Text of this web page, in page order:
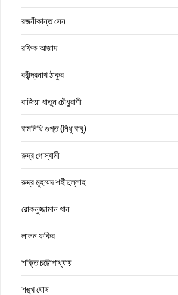
রজনীকান্ত সেন
রফিক আজাদ
রবীন্দ্রনাথ ঠাকুর
রাজিয়া খাতুন চৌধুরাণী
রামনিধি গুপ্ত (নিধু বাবু)
রুদ্র গোস্বামী
রুদ্র মুহম্মদ শহীদুল্লাহ
রোকনুজ্জামান খান
লালন ফকির
শক্তি চট্টোপাধ্যায়
শঙ্খ ঘোষ